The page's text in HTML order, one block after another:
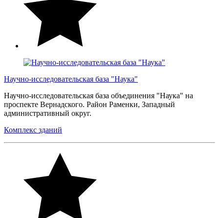
Научно-исследовательская база "Наука"
Научно-исследовательская база объединения "Наука" на
проспекте Вернадского. Район Раменки, Западный
административный округ.
Комплекс зданий